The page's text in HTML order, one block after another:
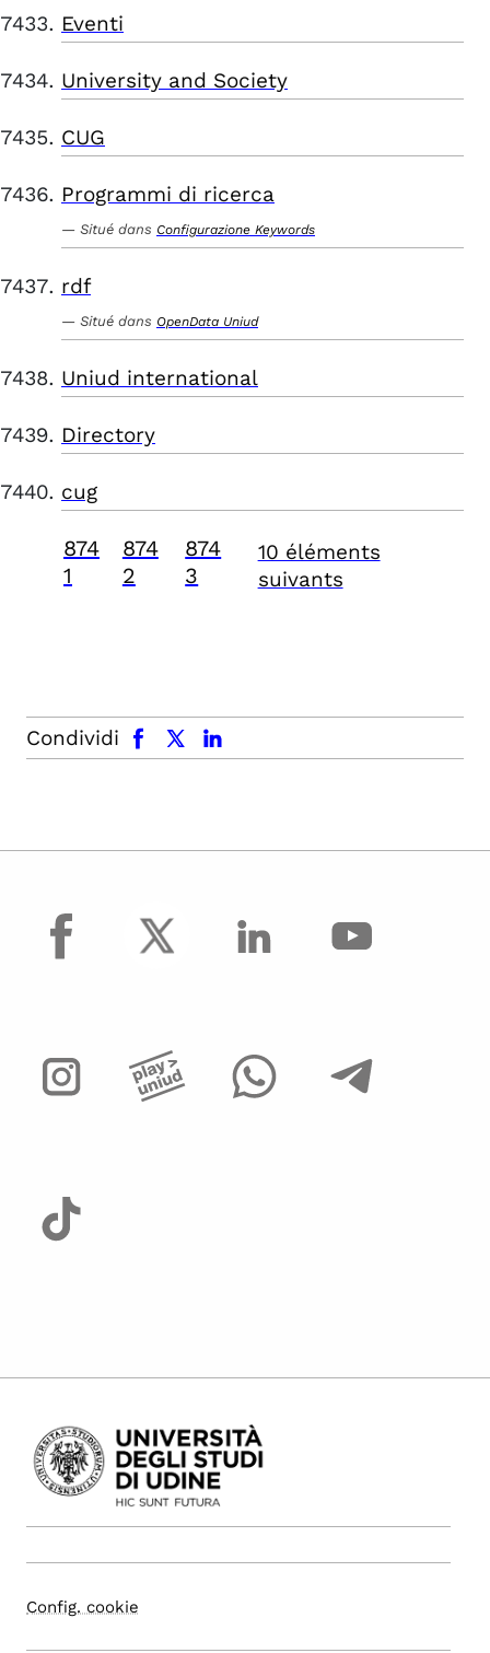
Eventi
University and Society
CUG
Programmi di ricerca
Situé dans Configurazione Keywords
rdf
Situé dans OpenData Uniud
Uniud international
Directory
cug
874
1
874
2
874
3
10 éléments
suivants
Condividi
facebook x.com linkedin
facebook
Config. cookie